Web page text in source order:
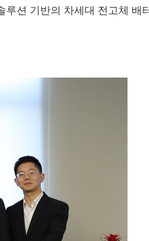
루션 기반의 차세대 전고체 배